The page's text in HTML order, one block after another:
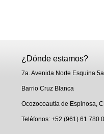
¿Dónde estamos?
7a. Avenida Norte Esquina
Barrio Cruz Blanca
Ocozocoautla de Espinosa,
Teléfonos: +52 (961) 61 780